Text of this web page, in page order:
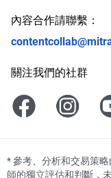
內容合作請聯繫：
關注我們的社群
*參考、分析和交易策
師的獨立評估和判斷，